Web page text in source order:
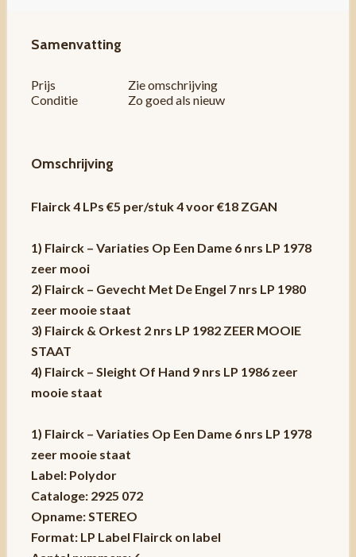
Samenvatting
Prijs
Zie omschrijving
Conditie
Zo goed als nieuw
Omschrijving
Flairck 4 LPs €5 per/stuk 4 voor €18 ZGAN
1) Flairck – Variaties Op Een Dame 6 nrs LP 1978
zeer mooi
2) Flairck – Gevecht Met De Engel 7 nrs LP 1980
zeer mooie staat
3) Flairck & Orkest 2 nrs LP 1982 ZEER MOOIE
STAAT
4) Flairck – Sleight Of Hand 9 nrs LP 1986 zeer
mooie staat
1) Flairck – Variaties Op Een Dame 6 nrs LP 1978
zeer mooie staat
Label: Polydor
Cataloge: 2925 072
Opname: STEREO
Format: LP Label Flairck on label